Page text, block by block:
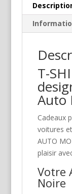
T-
Auto
Cadeaux
voitures
AUTO
plaisir
Votre
Noire